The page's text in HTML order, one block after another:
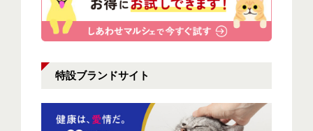
特設ブランドサイト